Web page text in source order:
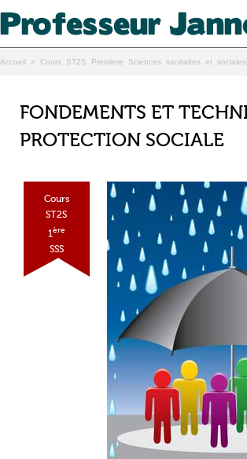
Accueil > Cours ST2S Premiere Sciences sanitaires et sociales
FONDEMENTS ET
PROTECTION SOCIALE
Cours
ST2S
1ère
SSS